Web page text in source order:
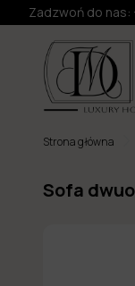
Zadzwoń do nas:
Strona główna
Sofa